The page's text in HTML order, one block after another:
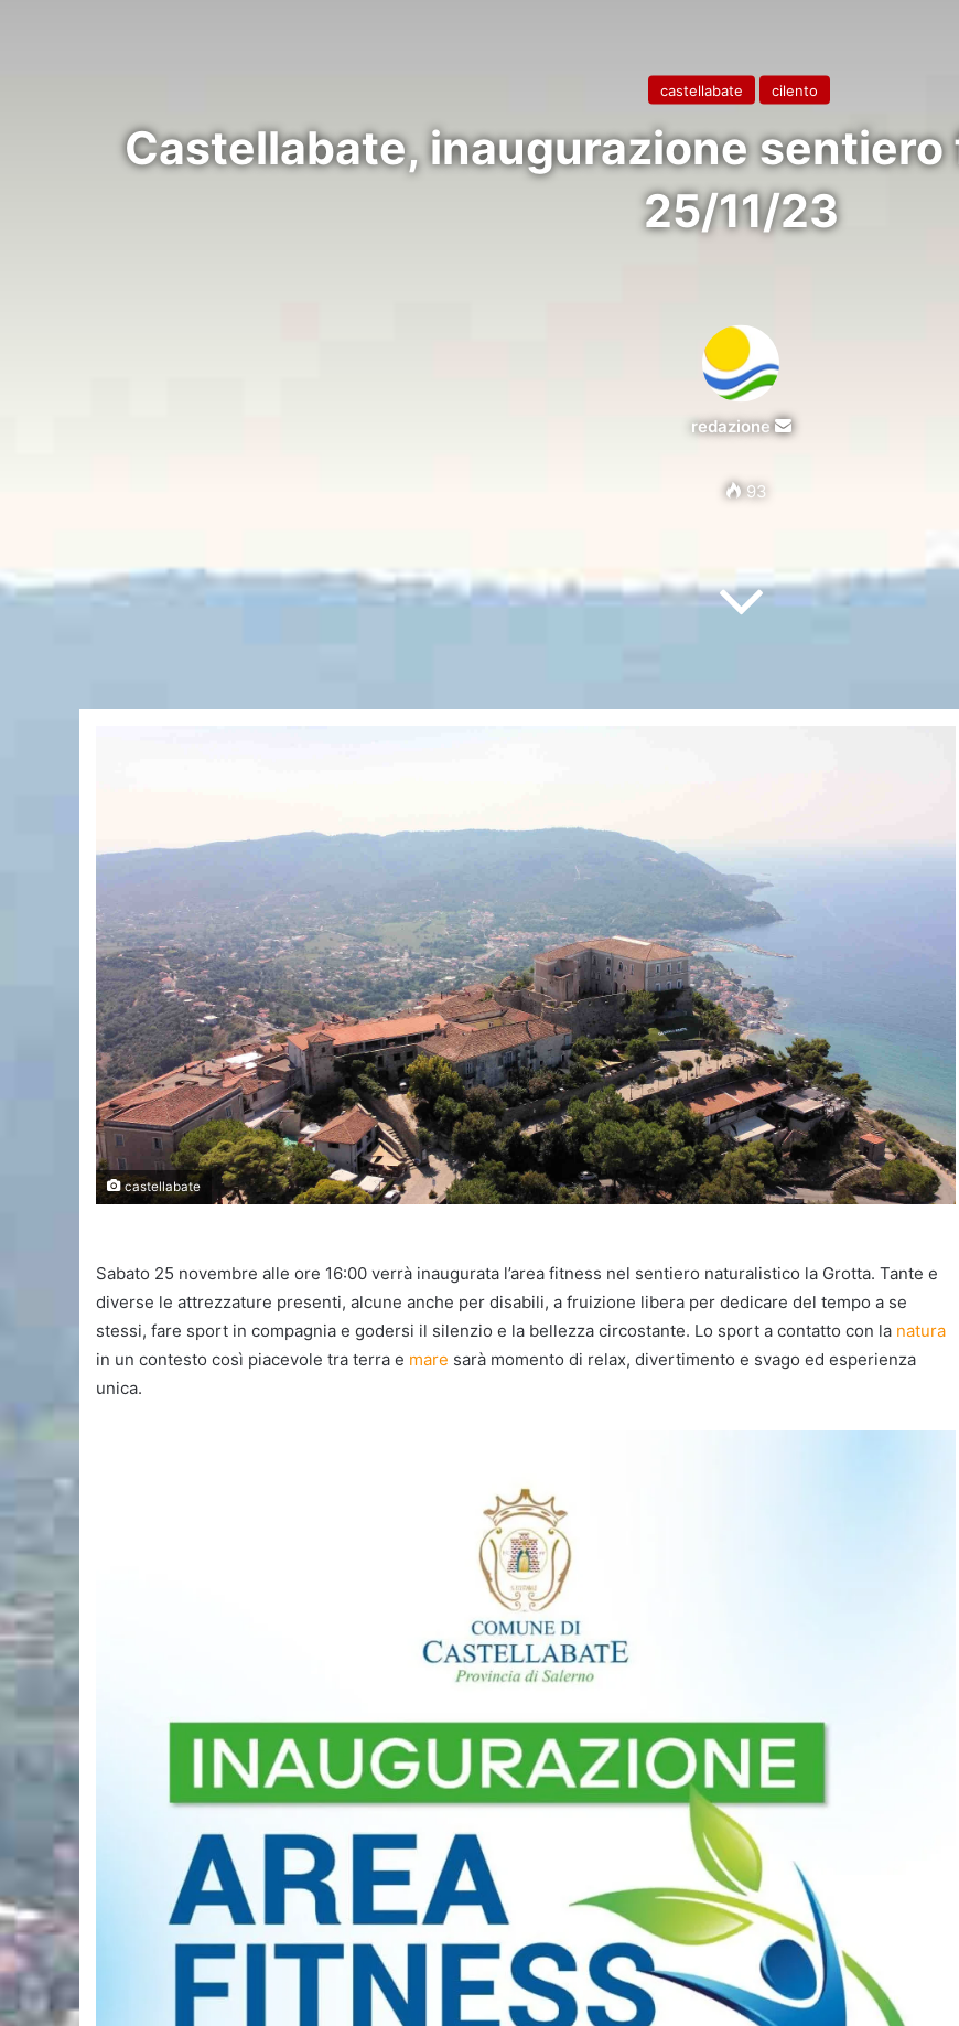
castellabate cilento
Castellabate, inaugurazione sentiero
25/11/23
redazione
Invia
93
castellabate
Sabato 25 novembre alle ore 16:00 verrà inaugurata l’area fitness nel sentiero naturalistico la Grotta. Tante e
diverse le attrezzature presenti, alcune anche per disabili, a fruizione libera per dedicare del tempo a se
stessi, fare sport in compagnia e godersi il silenzio e la bellezza circostante. Lo sport a contatto con la natura
in un contesto così piacevole tra terra e mare sarà momento di relax, divertimento e svago ed esperienza
unica.